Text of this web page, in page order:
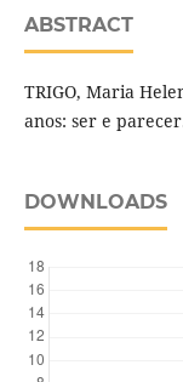
ABSTRACT
TRIGO, Maria
anos: ser e
DOWNLOADS